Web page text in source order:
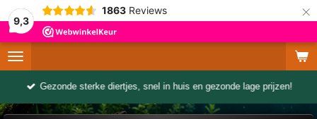
9,3
1863 Reviews ×
Gezonde sterke diertjes, snel in huis en gezonde lage prijzen!